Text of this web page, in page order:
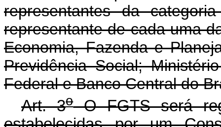
representantes da
representante de cada uma
Economia, Fazenda e
Previdência Social;
Federal e Banco Central do
Art. 3oO FGTS será